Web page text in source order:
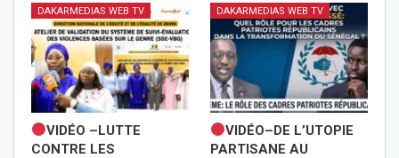
DAKARMEDIAS WEB TV
VIDÉO –LUTTE
CONTRE LES
DAKARMEDIAS WEB TV
VIDÉO–DE L’UTOPIE
PARTISANE AU